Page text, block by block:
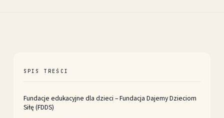
SPIS TREŚCI
Fundacje edukacyjne dla dzieci – Fundacja Dajemy Dzieciom
Siłę (FDDS)